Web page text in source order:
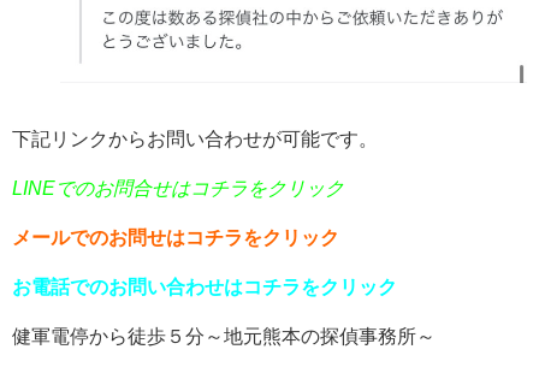
下記リンクからお問い合わせが可能です。
LINEでのお問合せはコチラをクリック
メールでのお問せはコチラをクリック
お電話でのお問い合わせはコチラをクリック
健軍電停から徒歩５分～地元熊本の探偵事務所～